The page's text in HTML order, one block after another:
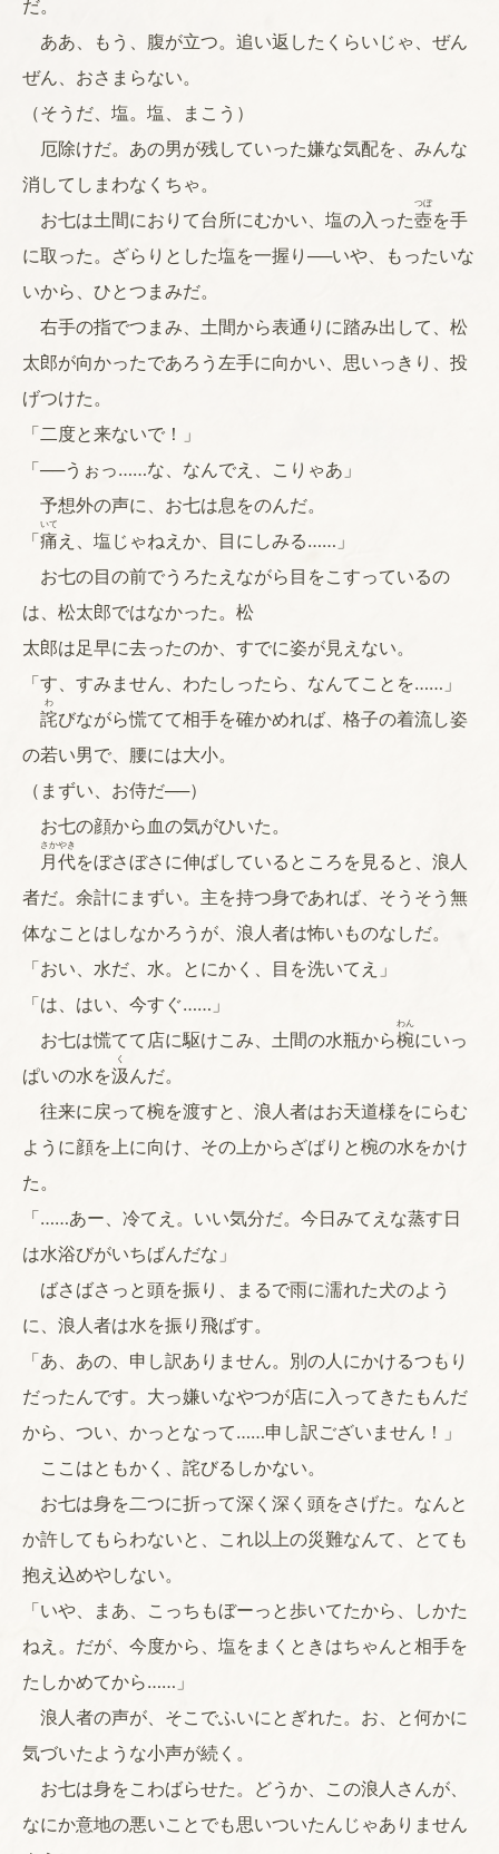
だ。
ああ、もう、腹が立つ。追い返したくらいじゃ、ぜん
ぜん、おさまらない。
（そうだ、塩。塩、まこう）
厄除けだ。あの男が残していった嫌な気配を、みんな
消してしまわなくちゃ。
お七は土間におりて台所にむかい、塩の入った壺
つぼ
を手
に取った。ざらりとした塩を一握り──いや、もったいな
いから、ひとつまみだ。
右手の指でつまみ、土間から表通りに踏み出して、松
太郎が向かったであろう左手に向かい、思いっきり、投
げつけた。
「二度と来ないで！」
「──うぉっ……な、なんでえ、こりゃあ」
予想外の声に、お七は息をのんだ。
「痛
いて
え、塩じゃねえか、目にしみる……」
お七の目の前でうろたえながら目をこすっているの
は、松太郎ではなかった。松
太郎は足早に去ったのか、すでに姿が見えない。
「す、すみません、わたしったら、なんてことを……」
詫
わ
びながら慌てて相手を確かめれば、格子の着流し姿
の若い男で、腰には大小。
（まずい、お侍だ──）
お七の顔から血の気がひいた。
月代
さかやき
をぼさぼさに伸ばしているところを見ると、浪人
者だ。余計にまずい。主を持つ身であれば、そうそう無
体なことはしなかろうが、浪人者は怖いものなしだ。
「おい、水だ、水。とにかく、目を洗いてえ」
「は、はい、今すぐ……」
お七は慌てて店に駆けこみ、土間の水瓶から椀
わん
にいっ
ぱいの水を汲
く
んだ。
往来に戻って椀を渡すと、浪人者はお天道様をにらむ
ように顔を上に向け、その上からざばりと椀の水をかけ
た。
「……あー、冷てえ。いい気分だ。今日みてえな蒸す日
は水浴びがいちばんだな」
ばさばさっと頭を振り、まるで雨に濡れた犬のよう
に、浪人者は水を振り飛ばす。
「あ、あの、申し訳ありません。別の人にかけるつもり
だったんです。大っ嫌いなやつが店に入ってきたもんだ
から、つい、かっとなって……申し訳ございません！」
ここはともかく、詫びるしかない。
お七は身を二つに折って深く深く頭をさげた。なんと
か許してもらわないと、これ以上の災難なんて、とても
抱え込めやしない。
「いや、まあ、こっちもぼーっと歩いてたから、しかた
ねえ。だが、今度から、塩をまくときはちゃんと相手を
たしかめてから……」
浪人者の声が、そこでふいにとぎれた。お、と何かに
気づいたような小声が続く。
お七は身をこわばらせた。どうか、この浪人さんが、
なにか意地の悪いことでも思いついたんじゃありません